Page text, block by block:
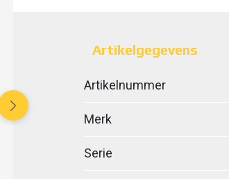
Artikelgegevens
Artikelnummer
Merk
Serie